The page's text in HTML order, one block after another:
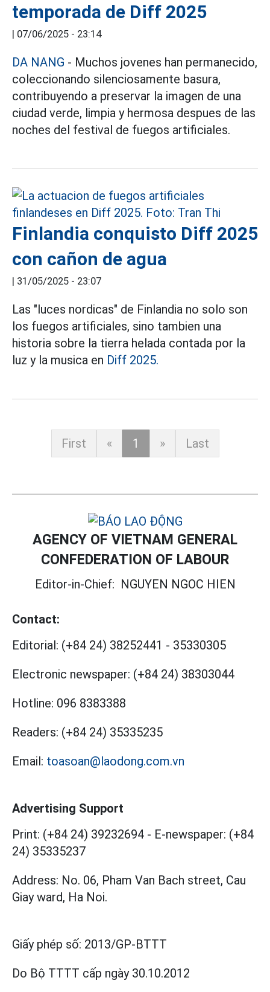
temporada de Diff 2025
| 07/06/2025 - 23:14
DA NANG - Muchos jovenes han permanecido,
coleccionando silenciosamente basura,
contribuyendo a preservar la imagen de una
ciudad verde, limpia y hermosa despues de las
noches del festival de fuegos artificiales.
Finlandia conquisto Diff 2025
con cañon de agua
| 31/05/2025 - 23:07
Las "luces nordicas" de Finlandia no solo son
los fuegos artificiales, sino tambien una
historia sobre la tierra helada contada por la
luz y la musica en Diff 2025.
First « 1 » Last
AGENCY OF VIETNAM GENERAL
CONFEDERATION OF LABOUR
Editor-in-Chief: NGUYEN NGOC HIEN
Contact:
Editorial: (+84 24) 38252441 - 35330305
Electronic newspaper: (+84 24) 38303044
Hotline: 096 8383388
Readers: (+84 24) 35335235
Email: toasoan@laodong.com.vn
Advertising Support
Print: (+84 24) 39232694 - E-newspaper: (+84
24) 35335237
Address: No. 06, Pham Van Bach street, Cau
Giay ward, Ha Noi.
Giấy phép số: 2013/GP-BTTT
Do Bộ TTTT cấp ngày 30.10.2012